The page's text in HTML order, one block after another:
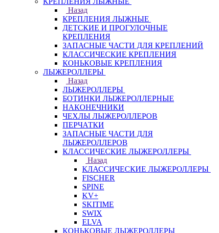
Назад
КРЕПЛЕНИЯ ЛЫЖНЫЕ
ДЕТСКИЕ И ПРОГУЛОЧНЫЕ
КРЕПЛЕНИЯ
ЗАПАСНЫЕ ЧАСТИ ДЛЯ КРЕПЛЕНИЙ
КЛАССИЧЕСКИЕ КРЕПЛЕНИЯ
КОНЬКОВЫЕ КРЕПЛЕНИЯ
ЛЫЖЕРОЛЛЕРЫ
Назад
ЛЫЖЕРОЛЛЕРЫ
БОТИНКИ ЛЫЖЕРОЛЛЕРНЫЕ
НАКОНЕЧНИКИ
ЧЕХЛЫ ЛЫЖЕРОЛЛЕРОВ
ПЕРЧАТКИ
ЗАПАСНЫЕ ЧАСТИ ДЛЯ
ЛЫЖЕРОЛЛЕРОВ
КЛАССИЧЕСКИЕ ЛЫЖЕРОЛЛЕРЫ
Назад
КЛАССИЧЕСКИЕ ЛЫЖЕРОЛЛЕРЫ
FISCHER
SPINE
KV+
SKITIME
SWIX
ELVA
КОНЬКОВЫЕ ЛЫЖЕРОЛЛЕРЫ